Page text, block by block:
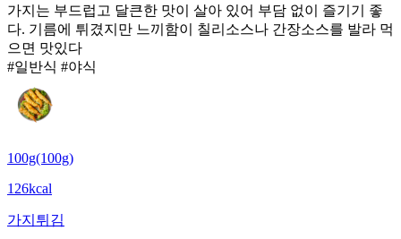
가지는 부드럽고 달큰한 맛이 살아 있어 부담 없이 즐기기 좋
다. 기름에 튀겼지만 느끼함이 칠리소스나 간장소스를 발라 먹
으면 맛있다
#일반식 #야식
100g(100g)
126kcal
가지튀김